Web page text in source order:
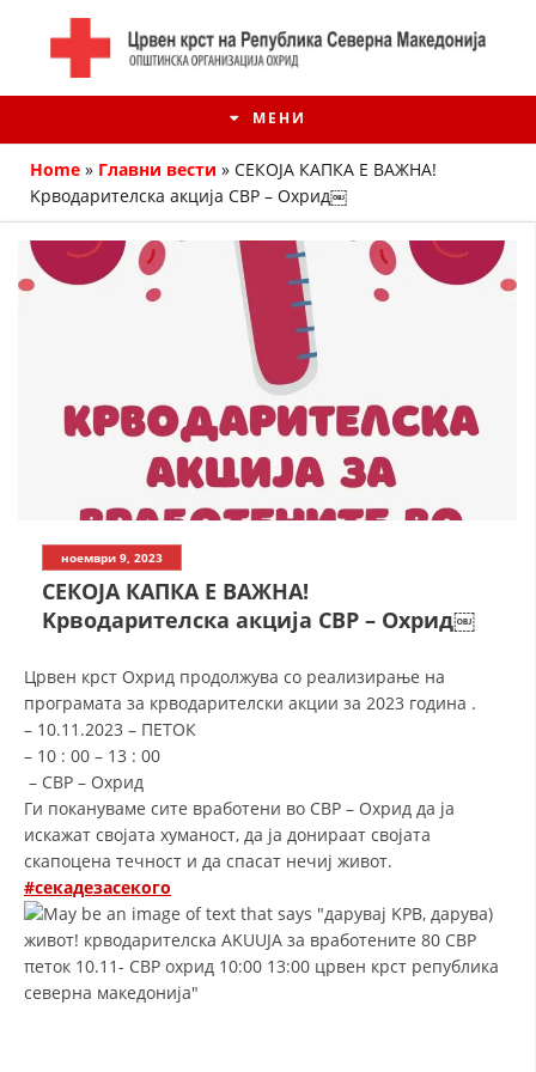
МЕНИ
ИСТОРИЈАТ НА ЦКРМ
ИСТОРИЈАТ НА ДВИЖЕЊЕТО
СТРУКТУРА НА ОРГАНИЗАЦИЈАТА
КОНТАКТ ИНФОРМАЦИИ
ЧЛЕНСТВО ВО ПРОФЕСИОНАЛНИ ТЕЛА
ОРГАНИЗАЦИЈА И РАЗВОЈ
РАКОВОДЕН ОДБОР
Home » Главни вести » СЕКОЈА КАПКА Е ВАЖНА!
Kрводарителскa акциja СВР – Охрид￼
ноември 9, 2023
СЕКОЈА КАПКА Е ВАЖНА!
Kрводарителскa акциja СВР – Охрид￼
Црвен крст Охрид продолжува со реализирање на
програмата за крводарителски акции за 2023 година .
– 10.11.2023 – ПЕТОК
– 10 : 00 – 13 : 00
– СВР – Охрид
Ги покануваме сите вработени во СВР – Охрид да ја
искажат својата хуманост, да ја донираат својата
скапоцена течност и да спасат нечиј живот.
#секадезасекого